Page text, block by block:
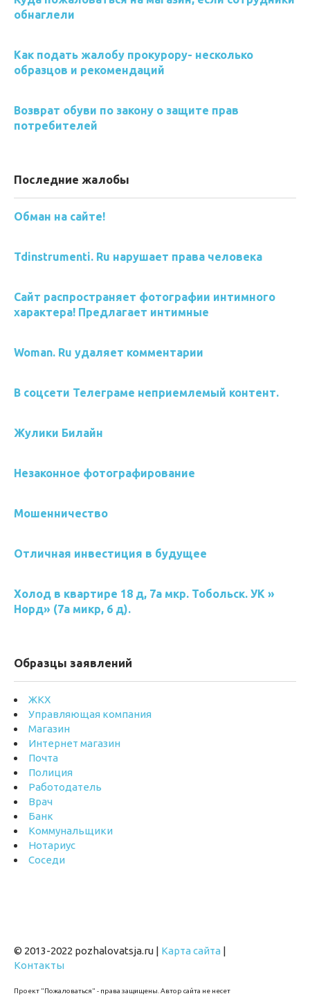
обнаглели
Как подать жалобу прокурору- несколько
образцов и рекомендаций
Возврат обуви по закону о защите прав
потребителей
Последние жалобы
Обман на сайте!
Tdinstrumenti. Ru нарушает права человека
Сайт распространяет фотографии интимного
характера! Предлагает интимные
Woman. Ru удаляет комментарии
В соцсети Телеграме неприемлемый контент.
Жулики Билайн
Незаконное фотографирование
Мошенничество
Отличная инвестиция в будущее
Холод в квартире 18 д, 7а мкр. Тобольск. УК »
Норд» (7а микр, 6 д).
Образцы заявлений
ЖКХ
Управляющая компания
Магазин
Интернет магазин
Почта
Полиция
Работодатель
Врач
Банк
Коммунальщики
Нотариус
Соседи
© 2013-2022 pozhalovatsja.ru | Карта сайта |
Контакты
Проект "Пожаловаться" - права защищены. Автор сайта не несет